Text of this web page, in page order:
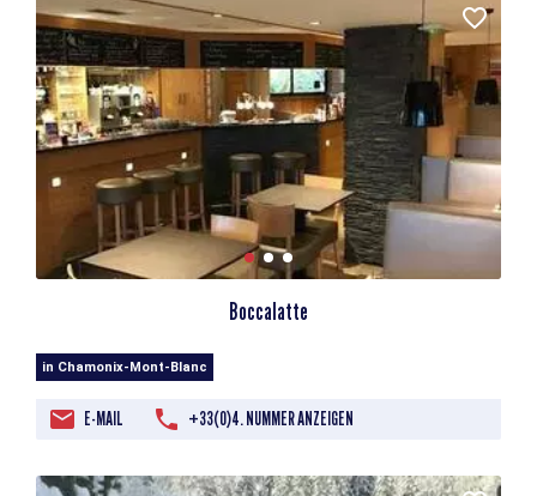
Boccalatte
in Chamonix-Mont-Blanc
E-MAIL +33(0)4. NUMMER ANZEIGEN